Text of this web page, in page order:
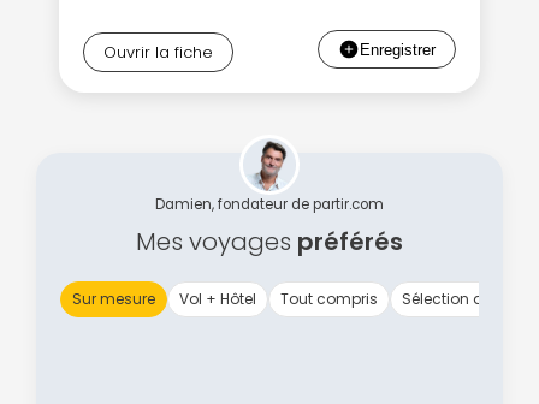
Ouvrir la fiche
Damien, fondateur de partir.com
Mes voyages préférés
Sur mesure Vol + Hôtel Tout compris Sélection d'hôtels